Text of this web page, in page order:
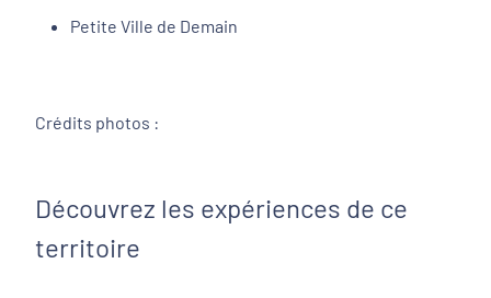
Petite Ville de Demain
Crédits photos :
Découvrez les expériences de ce
territoire